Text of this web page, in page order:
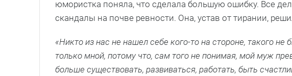
юмористка поняла, что сделала большую ошибку. Все
скандалы на почве ревности. Она, устав от тирании,
«Никто из нас не нашел себе кого-то на стороне, такого
только мной, потому что, сам того не понимая, мой муж
больше существовать, развиваться, работать, быть